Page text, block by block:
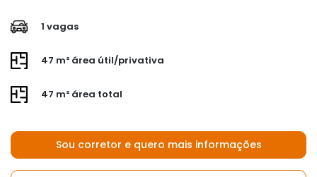
1 vagas
47 m² área útil/privativa
47 m² área total
Sou corretor e quero mais informações